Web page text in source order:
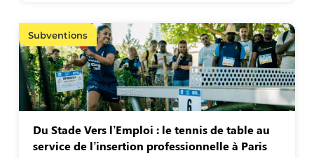
Subventions
Du Stade Vers l’Emploi : le tennis de table au
service de l’insertion professionnelle à Paris